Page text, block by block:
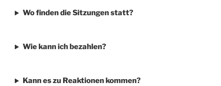
Wo finden die Sitzungen statt?
Wie kann ich bezahlen?
Kann es zu Reaktionen kommen?